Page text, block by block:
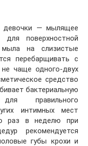
девочки — мылящее
для поверхностной
мыла на слизистые
перебарщивать с
чаще одного-двух
средство
бактериальную
правильного
интимных мест
раз в неделю при
рекомендуется
губы крохи и